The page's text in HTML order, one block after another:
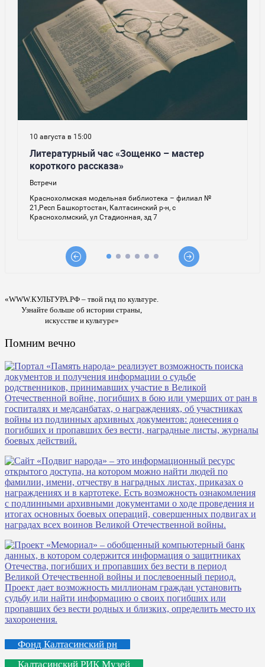
«WWW.КУЛЬТУРА.РФ – твой гид по культуре.
Узнайте больше об истории страны,
искусстве и культуре»
Помним вечно
Фонд Калтасинский рн
Калтасинский РИК Музей